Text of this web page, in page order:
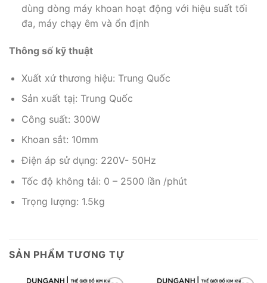
dùng dòng máy khoan hoạt động với hiệu suất tối
đa, máy chạy êm và ổn định
Thông số kỹ thuật
Xuất xứ thương hiệu: Trung Quốc
Sản xuất tạị: Trung Quốc
Công suất: 300W
Khoan sắt: 10mm
Điện áp sử dụng: 220V- 50Hz
Tốc độ không tải: 0 – 2500 lần /phút
Trọng lượng: 1.5kg
SẢN PHẨM TƯƠNG TỰ